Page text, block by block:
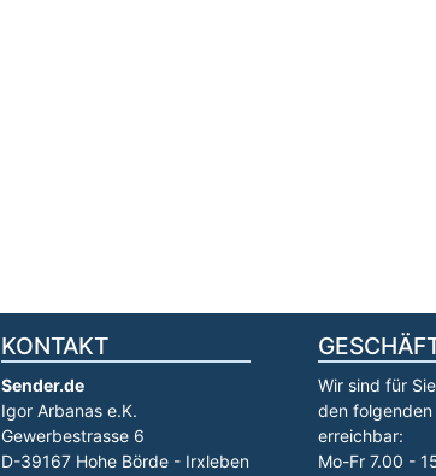
KONTAKT
Sender.de
Igor Arbanas e.K.
Gewerbestrasse 6
D-39167 Hohe Börde - Irxleben
Wir sind für
den folgenden
erreichbar:
Mo-Fr 7.00 -